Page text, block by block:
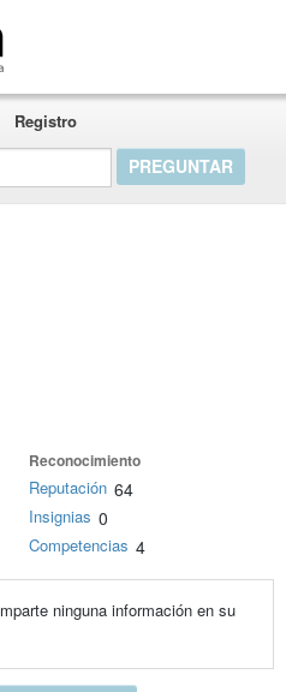
Registro
Reconocimiento
Reputación 64
Insignias 0
Competencias 4
ninguna información en su